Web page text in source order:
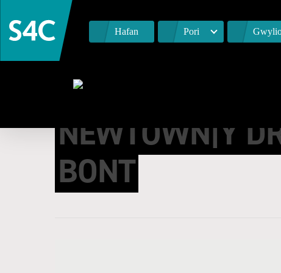
Hafan Pori
NEWTOWN|Y
BONT